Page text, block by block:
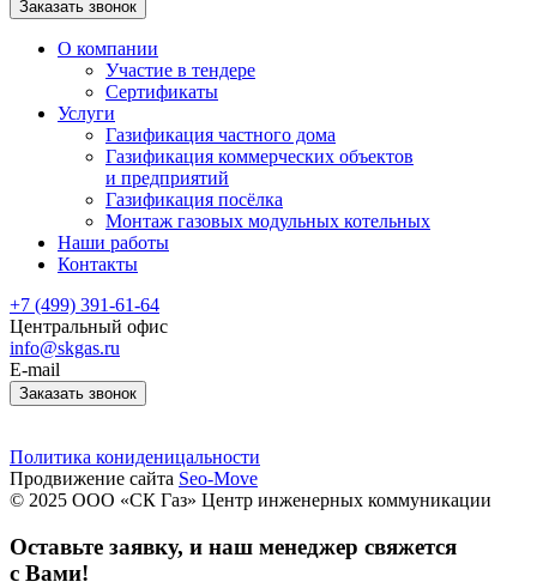
Заказать звонок
О компании
Участие в тендере
Сертификаты
Услуги
Газификация частного дома
Газификация коммерческих объектов
и предприятий
Газификация посёлка
Монтаж газовых модульных котельных
Наши работы
Контакты
+7 (499) 391-61-64
Центральный офис
info@skgas.ru
E-mail
Заказать звонок
Политика кониденицальности
Продвижение сайта Seo-Move
© 2025 ООО «СК Газ» Центр инженерных коммуникации
Оставьте заявку, и наш менеджер свяжется
с Вами!